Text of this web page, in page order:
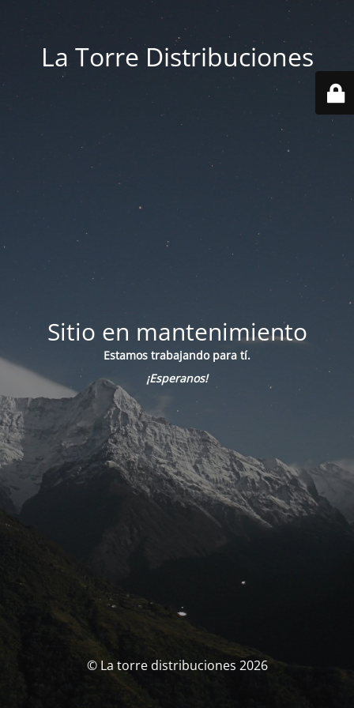
La Torre Distribuciones
Sitio en mantenimiento
Estamos trabajando para tí.
¡Esperanos!
© La torre distribuciones 2026